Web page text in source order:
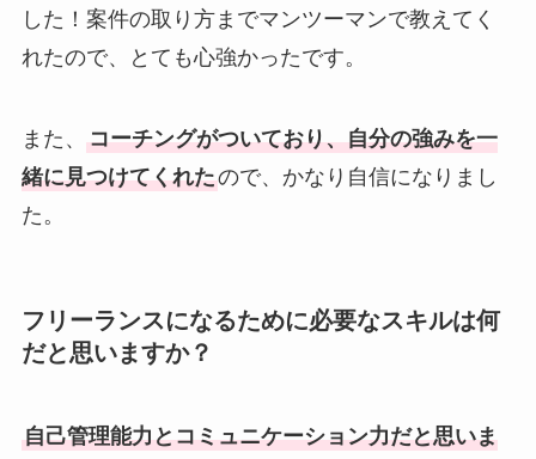
した！案件の取り方までマンツーマンで教えてく
れたので、とても心強かったです。
また、 コーチングがついており、自分の強みを一
緒に見つけてくれたので、かなり自信になりまし
た。
フリーランスになるために必要なスキルは何
だと思いますか？
自己管理能力とコミュニケーション力だと思いま